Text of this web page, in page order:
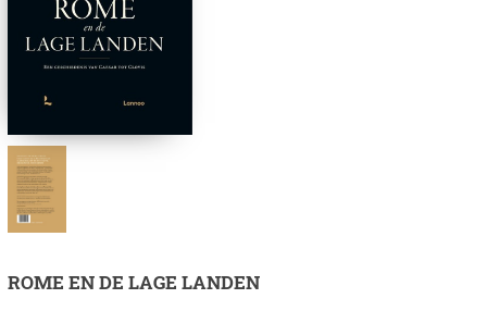
ROME EN DE LAGE LANDEN